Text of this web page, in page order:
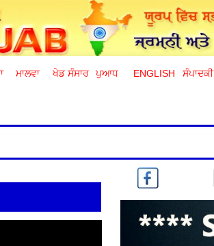
ਮਾਲਵਾ ਖੇਡ ਸੰਸਾਰ ਪੁਆਧ ENGLISH ਸੰਪਾਦਕੀ